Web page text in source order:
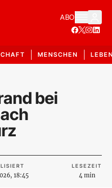
ABO
MENSCHEN
bei
18:45
LESEZEIT
4 min